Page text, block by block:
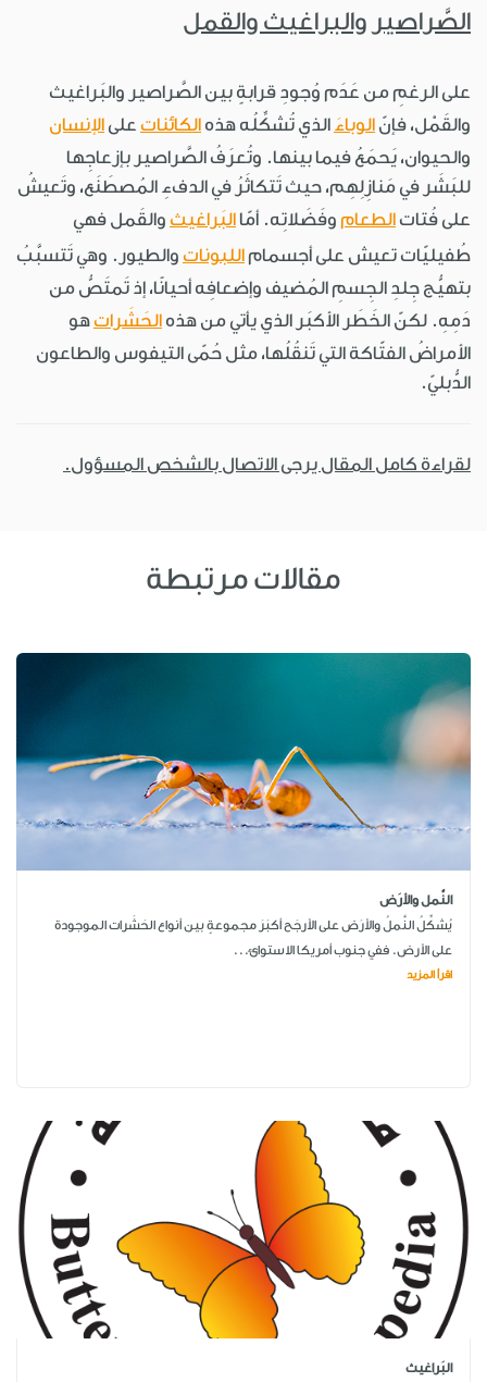
الصَّراصير والبراغيث والقمل
على الرغمِ من عَدَم وُجودِ قرابةٍ بين الصَّراصير والبَراغيث
والقَمْل، فإنّ الوباءَ الذي تُشكِّلُه هذه الكائنات على الإنسان
والحيوان، يَحمَعُ فيما بينها. وتُعرَفُ الصَّراصير بإزعاجِها
للبَشَر في مَنازِلِهِم، حيث تَتكاثَرُ في الدفءِ المُصطَنَع، وتَعيشُ
على فُتات الطعام وفَضَلاتِه. أمّا البَراغيث والقَمل فهي
طُفيليّات تعيش على أجسمام اللبونات والطيور. وهي تَتسبَّبُ
بتهيُّج جِلدِ الجِسمِ المُضيف وإضعافِه أحيانًا، إذ تَمتَصُّ من
دَمِهِ. لكنّ الخَطَر الأكبَر الذي يأتي من هذه الحَشَراتهو
الأمراضُ الفتّاكة التي تَنقُلُها، مثل حُمّى التيفوس والطاعون
الدُّبليّ.
لقراءة كامل المقال يرجى الاتصال بالشخص المسؤول.
مقالات مرتبطة
النَّمل والأرَض
يُشكِّلُ النَّملُ والأرَض على الأرجَح أكبَرَ مجموعةٍ بين أنواع الحَشَرات الموجودة
على الأرض. ففي جنوب أمريكا الاستوائ...
اقرأ المزيد
البَراغيث